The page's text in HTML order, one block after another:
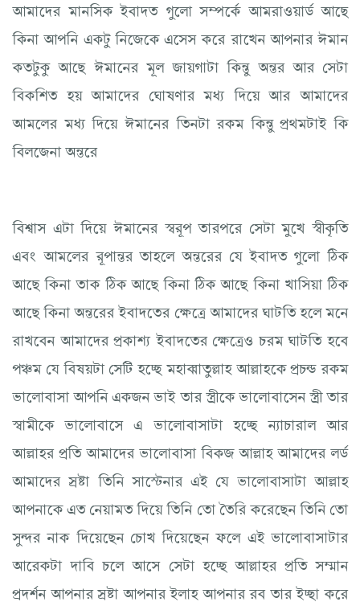
আমাদের মানসিক ইবাদত গুলো সম্পর্কে আমরাওয়ার্ড আছে
কিনা আপনি একটু নিজেকে এসেস করে রাখেন আপনার ঈমান
কতটুকু আছে ঈমানের মূল জায়গাটা কিন্তু অন্তর আর সেটা
বিকশিত হয় আমাদের ঘোষণার মধ্য দিয়ে আর আমাদের
আমলের মধ্য দিয়ে ঈমানের তিনটা রকম কিন্তু প্রথমটাই কি
বিলজেনা অন্তরে
বিশ্বাস এটা দিয়ে ঈমানের স্বরূপ তারপরে সেটা মুখে স্বীকৃতি
এবং আমলের রূপান্তর তাহলে অন্তরের যে ইবাদত গুলো ঠিক
আছে কিনা তাক ঠিক আছে কিনা ঠিক আছে কিনা খাসিয়া ঠিক
আছে কিনা অন্তরের ইবাদতের ক্ষেত্রে আমাদের ঘাটতি হলে মনে
রাখবেন আমাদের প্রকাশ্য ইবাদতের ক্ষেত্রেও চরম ঘাটতি হবে
পঞ্চম যে বিষয়টা সেটি হচ্ছে মহাব্বাতুল্লাহ আল্লাহকে প্রচন্ড রকম
ভালোবাসা আপনি একজন ভাই তার স্ত্রীকে ভালোবাসেন স্ত্রী তার
স্বামীকে ভালোবাসে এ ভালোবাসাটা হচ্ছে ন্যাচারাল আর
আল্লাহর প্রতি আমাদের ভালোবাসা বিকজ আল্লাহ আমাদের লর্ড
আমাদের স্রষ্টা তিনি সাস্টেনার এই যে ভালোবাসাটা আল্লাহ
আপনাকে এত নেয়ামত দিয়ে তিনি তো তৈরি করেছেন তিনি তো
সুন্দর নাক দিয়েছেন চোখ দিয়েছেন ফলে এই ভালোবাসাটার
আরেকটা দাবি চলে আসে সেটা হচ্ছে আল্লাহর প্রতি সম্মান
প্রদর্শন আপনার স্রষ্টা আপনার ইলাহ আপনার রব তার ইচ্ছা করে